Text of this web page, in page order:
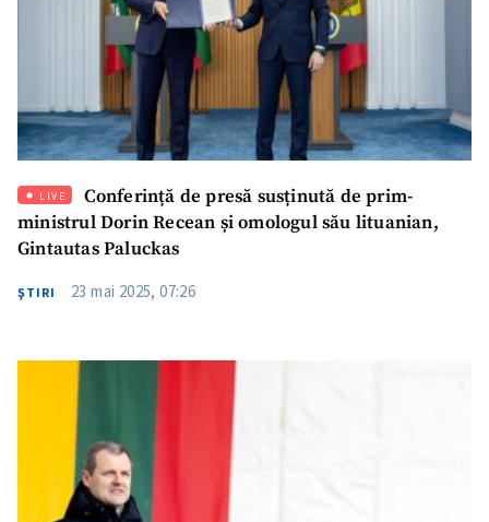
LIVE
Conferință de presă susținută de prim-
ministrul Dorin Recean și omologul său lituanian,
Gintautas Paluckas
ŞTIRI 23 mai 2025, 07:26